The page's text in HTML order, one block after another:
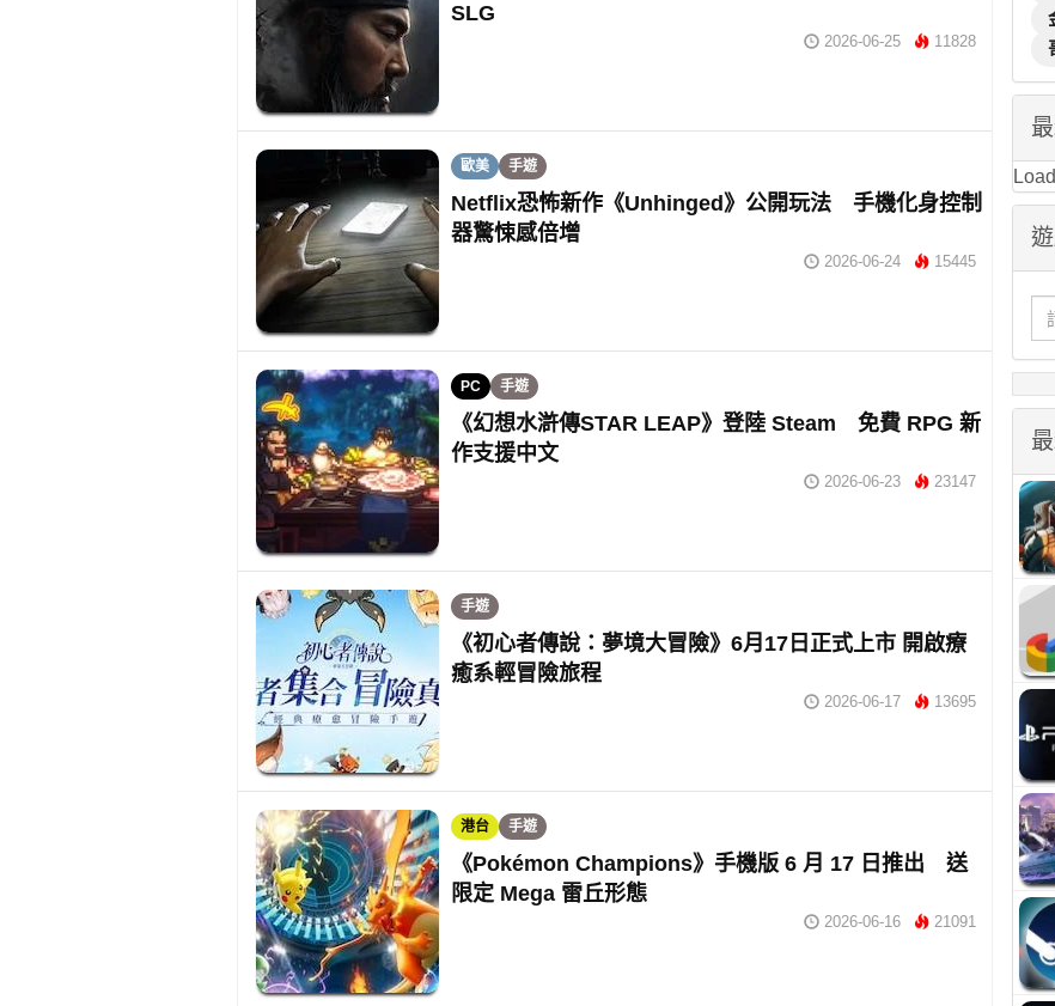
SLG
2026-06-25 11828
歐美 手遊
Netflix恐怖新作《Unhinged》公開玩法 手機化身控制
器驚悚感倍增
2026-06-24 15445
PC 手遊
《幻想水滸傳STAR LEAP》登陸 Steam 免費 RPG 新
作支援中文
2026-06-23 23147
手遊
《初心者傳說：夢境大冒險》6月17日正式上市 開啟療
癒系輕冒險旅程
2026-06-17 13695
港台 手遊
《Pokémon Champions》手機版 6 月 17 日推出 送
限定 Mega 雷丘形態
2026-06-16 21091